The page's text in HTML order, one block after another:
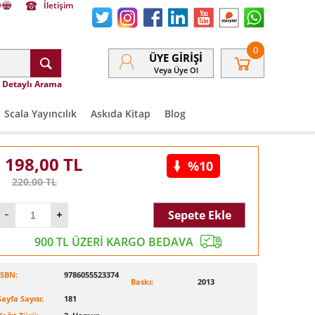
İletişim
Detaylı Arama
ÜYE GIRIŞI
Veya Üye Ol
0
Scala Yayıncılık Askıda Kitap Blog
198,00 TL
220,00TL
%10
Sepete Ekle
900 TL ÜZERİ KARGO BEDAVA
9786055523374
Sayısı:
181
Baskı: 2013